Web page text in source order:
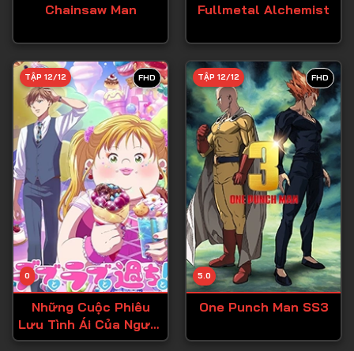
Tập 17
Tập 18
Tập 19
Tập 20
Tập 21
Tập 22
Tập 23
Tập 24
Tập 25
Tập 26
Chainsaw Man Fullmetal Alchemist
FHD
0
TẬP 12/12
Những Cuộc Phiêu
Lưu Tình Ái Của Người
Ngoại Cỡ!
FHD
5.0
TẬP 12/12
One Punch Man SS3